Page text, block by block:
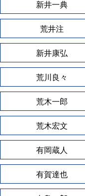
新井一典
荒井注
新井康弘
荒川良々
荒木一郎
荒木宏文
有岡蔵人
有賀達也